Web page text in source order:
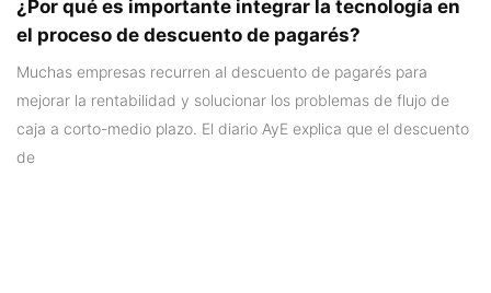
¿Por qué es importante integrar la tecnología en
el proceso de descuento de pagarés?
Muchas empresas recurren al descuento de pagarés para
mejorar la rentabilidad y solucionar los problemas de flujo de
caja a corto-medio plazo. El diario AyE explica que el descuento
de